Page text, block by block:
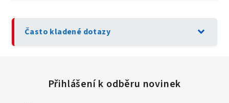
Často kladené dotazy expand_more